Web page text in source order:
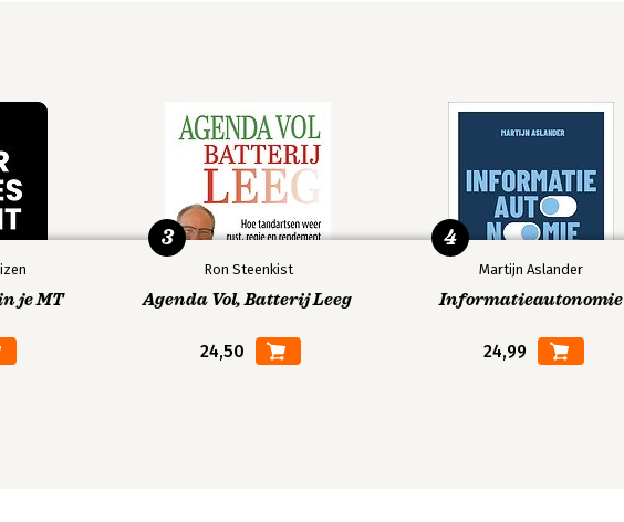
je MT
Ron Steenkist
Agenda Vol, Batterij Leeg
24,50
3
Martijn Aslander
Informatieautonomie
24,99
4